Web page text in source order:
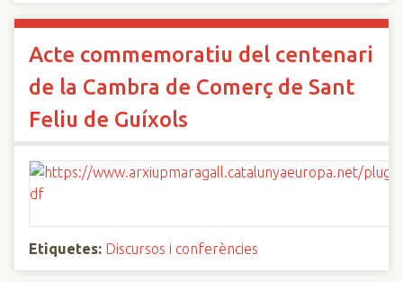
Acte commemoratiu del centenari
de la Cambra de Comerç de Sant
Feliu de Guíxols
Etiquetes: Discursos i conferències